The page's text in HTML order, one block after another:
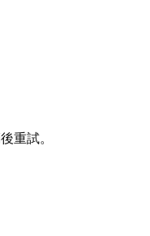
爾來這裡熱身，準備
選手，也難以望其項
這裡，可以看到鯨魚
重試。